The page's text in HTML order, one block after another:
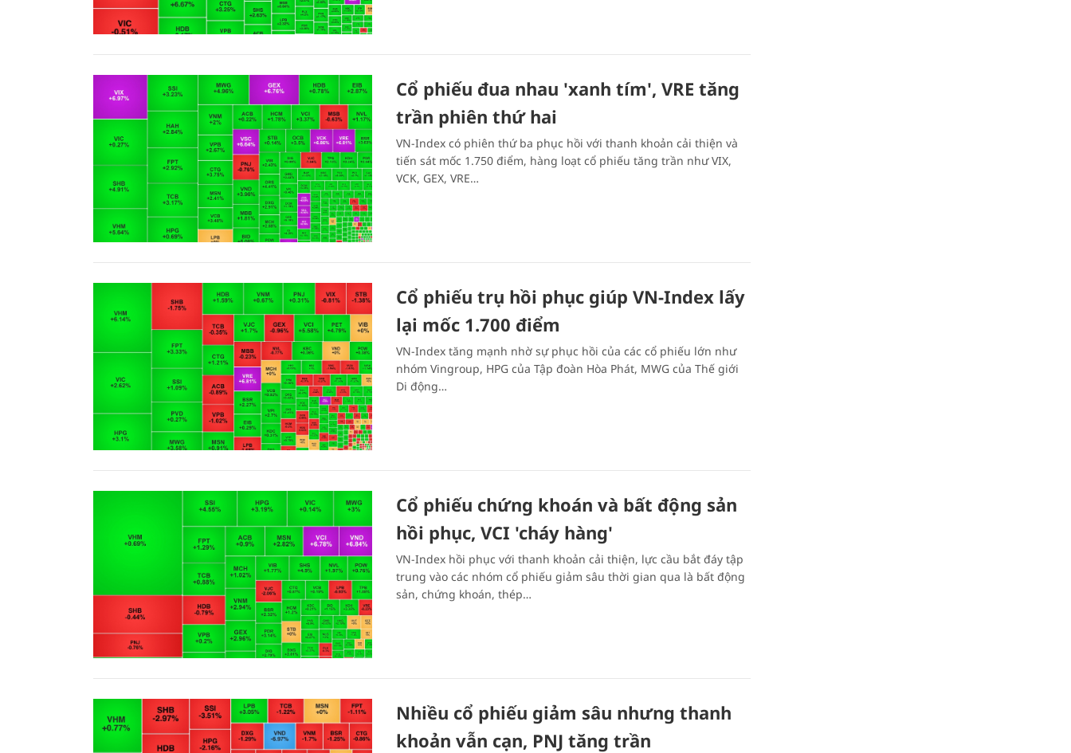
Cổ phiếu đua nhau 'xanh tím', VRE tăng
trần phiên thứ hai
VN-Index có phiên thứ ba phục hồi với thanh khoản cải thiện và
tiến sát mốc 1.750 điểm, hàng loạt cổ phiếu tăng trần như VIX,
VCK, GEX, VRE…
Cổ phiếu trụ hồi phục giúp VN-Index lấy
lại mốc 1.700 điểm
VN-Index tăng mạnh nhờ sự phục hồi của các cổ phiếu lớn như
nhóm Vingroup, HPG của Tập đoàn Hòa Phát, MWG của Thế giới
Di động…
Cổ phiếu chứng khoán và bất động sản
hồi phục, VCI 'cháy hàng'
VN-Index hồi phục với thanh khoản cải thiện, lực cầu bắt đáy tập
trung vào các nhóm cổ phiếu giảm sâu thời gian qua là bất động
sản, chứng khoán, thép…
Nhiều cổ phiếu giảm sâu nhưng thanh
khoản vẫn cạn, PNJ tăng trần